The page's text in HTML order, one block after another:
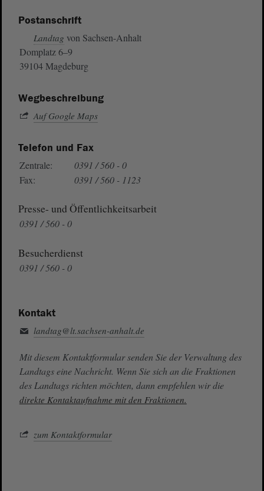
Postanschrift
Landtag von Sachsen-Anhalt
Domplatz 6–9
39104 Magdeburg
Wegbeschreibung
Auf Google Maps
Telefon und Fax
Zentrale:
0391 / 560 - 0
Fax:
0391 / 560 - 1123
Presse- und Öffentlichkeitsarbeit
0391 / 560 - 0
Besucherdienst
0391 / 560 - 0
Kontakt
landtag@lt.sachsen-anhalt.de
Mit diesem Kontaktformular senden Sie der Verwaltung des
Landtags eine Nachricht. Wenn Sie sich an die Fraktionen
des Landtags richten möchten, dann empfehlen wir die
direkte Kontaktaufnahme mit den Fraktionen.
zum Kontaktformular